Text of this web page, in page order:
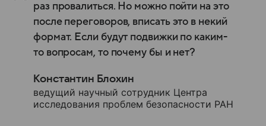
раз провалиться. Но можно пойти на это
после переговоров, вписать это в некий
формат. Если будут подвижки по каким-
то вопросам, то почему бы и нет?
Константин Блохин
ведущий научный сотрудник Центра
исследования проблем безопасности РАН